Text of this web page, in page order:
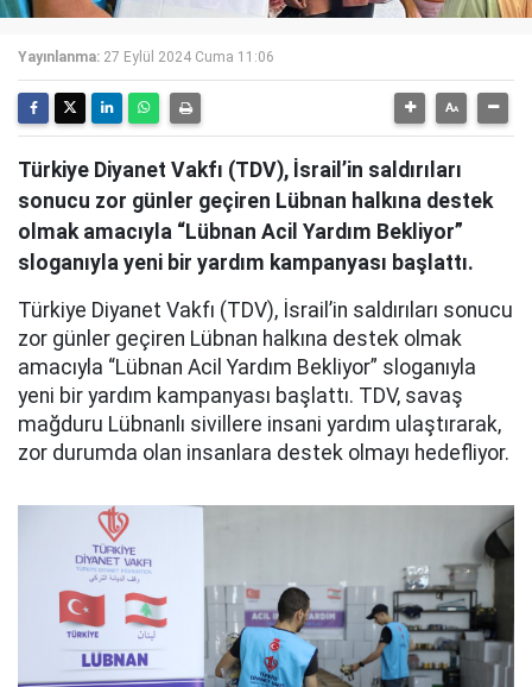
Yayınlanma: 27 Eylül 2024 Cuma 11:06
Türkiye Diyanet Vakfı (TDV), İsrail’in saldırıları
sonucu zor günler geçiren Lübnan halkına destek
olmak amacıyla “Lübnan Acil Yardım Bekliyor”
sloganıyla yeni bir yardım kampanyası başlattı.
Türkiye Diyanet Vakfı (TDV), İsrail’in saldırıları sonucu
zor günler geçiren Lübnan halkına destek olmak
amacıyla “Lübnan Acil Yardım Bekliyor” sloganıyla
yeni bir yardım kampanyası başlattı. TDV, savaş
mağduru Lübnanlı sivillere insani yardım ulaştırarak,
zor durumda olan insanlara destek olmayı hedefliyor.